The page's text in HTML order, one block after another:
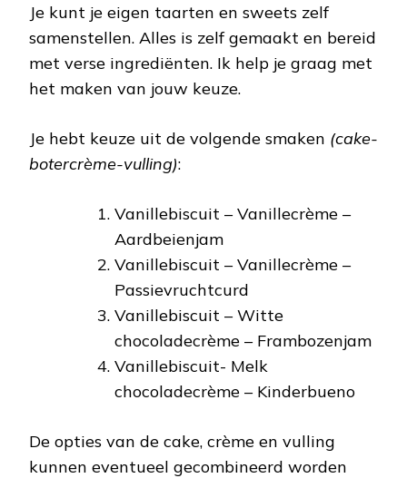
Je kunt je eigen taarten en sweets zelf
samenstellen. Alles is zelf gemaakt en bereid
met verse ingrediënten. Ik help je graag met
het maken van jouw keuze.
Je hebt keuze uit de volgende smaken (cake-
botercrème-vulling):
Vanillebiscuit – Vanillecrème –
Aardbeienjam
Vanillebiscuit – Vanillecrème –
Passievruchtcurd
Vanillebiscuit – Witte
chocoladecrème – Frambozenjam
Vanillebiscuit- Melk
chocoladecrème – Kinderbueno
De opties van de cake, crème en vulling
kunnen eventueel gecombineerd worden